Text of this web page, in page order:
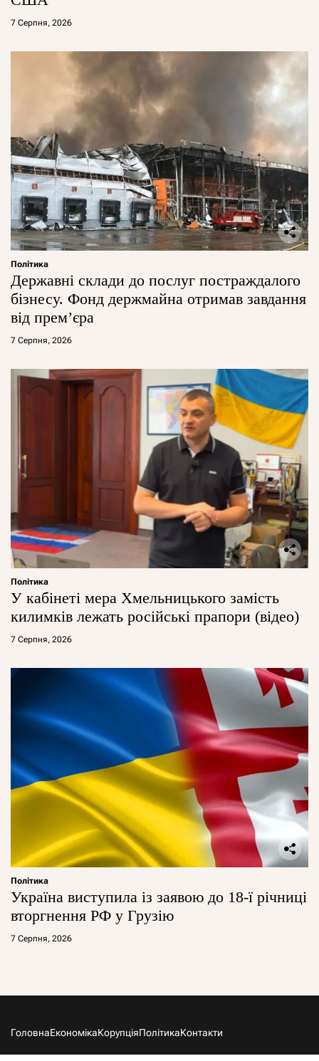
7 Серпня, 2026
Політика
Державні склади до послуг постраждалого
бізнесу. Фонд держмайна отримав завдання
від прем’єра
7 Серпня, 2026
Політика
У кабінеті мера Хмельницького замість
килимків лежать російські прапори (відео)
7 Серпня, 2026
Політика
Україна виступила із заявою до 18-ї річниці
вторгнення РФ у Грузію
7 Серпня, 2026
ГоловнаЕкономікаКорупціяПолітикаКонтакти